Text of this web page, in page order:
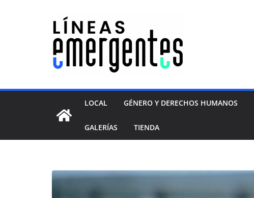
LOCAL GÉNERO Y DERECHOS HUMANOS
GALERÍAS TIENDA